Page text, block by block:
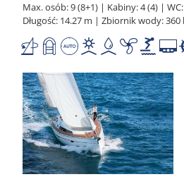
Max. osób: 9 (8+1) | Kabiny: 4 (4) |
Długość: 14.27 m | Zbiornik wody: 360 l